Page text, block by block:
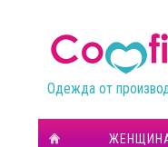
Одежда от